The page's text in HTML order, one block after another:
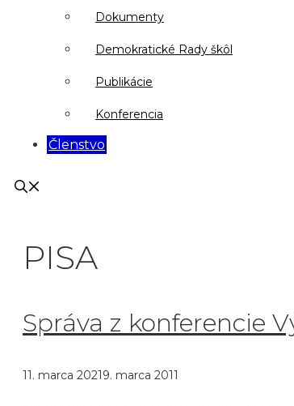
Dokumenty
Demokratické Rady škôl
Publikácie
Konferencia
Členstvo
PISA
Správa z konferencie
11. marca 20219. marca 2011